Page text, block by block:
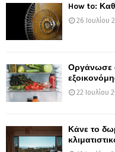
How to:
26 Ιουλίου
Οργάνωσε
22 Ιουλίου
Κάνε το